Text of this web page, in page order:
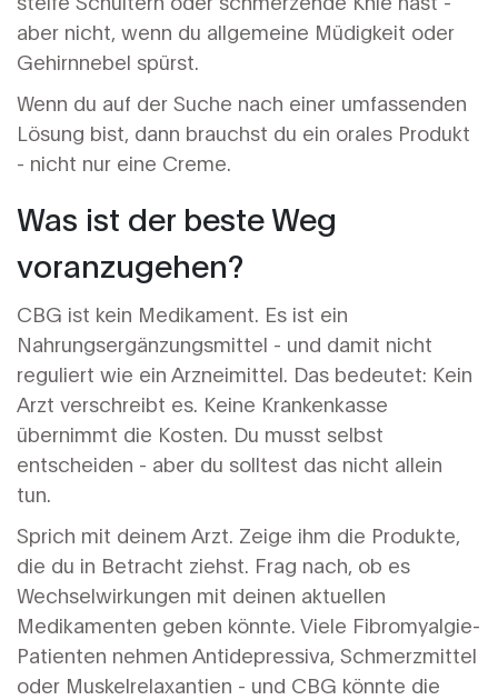
aber nicht, wenn du allgemeine Müdigkeit oder
Gehirnnebel spürst.
Wenn du auf der Suche nach einer umfassenden
Lösung bist, dann brauchst du ein orales Produkt
- nicht nur eine Creme.
Was ist der beste Weg
voranzugehen?
CBG ist kein Medikament. Es ist ein
Nahrungsergänzungsmittel - und damit nicht
reguliert wie ein Arzneimittel. Das bedeutet: Kein
Arzt verschreibt es. Keine Krankenkasse
übernimmt die Kosten. Du musst selbst
entscheiden - aber du solltest das nicht allein
tun.
Sprich mit deinem Arzt. Zeige ihm die Produkte,
die du in Betracht ziehst. Frag nach, ob es
Wechselwirkungen mit deinen aktuellen
Medikamenten geben könnte. Viele Fibromyalgie-
Patienten nehmen Antidepressiva, Schmerzmittel
oder Muskelrelaxantien - und CBG könnte die